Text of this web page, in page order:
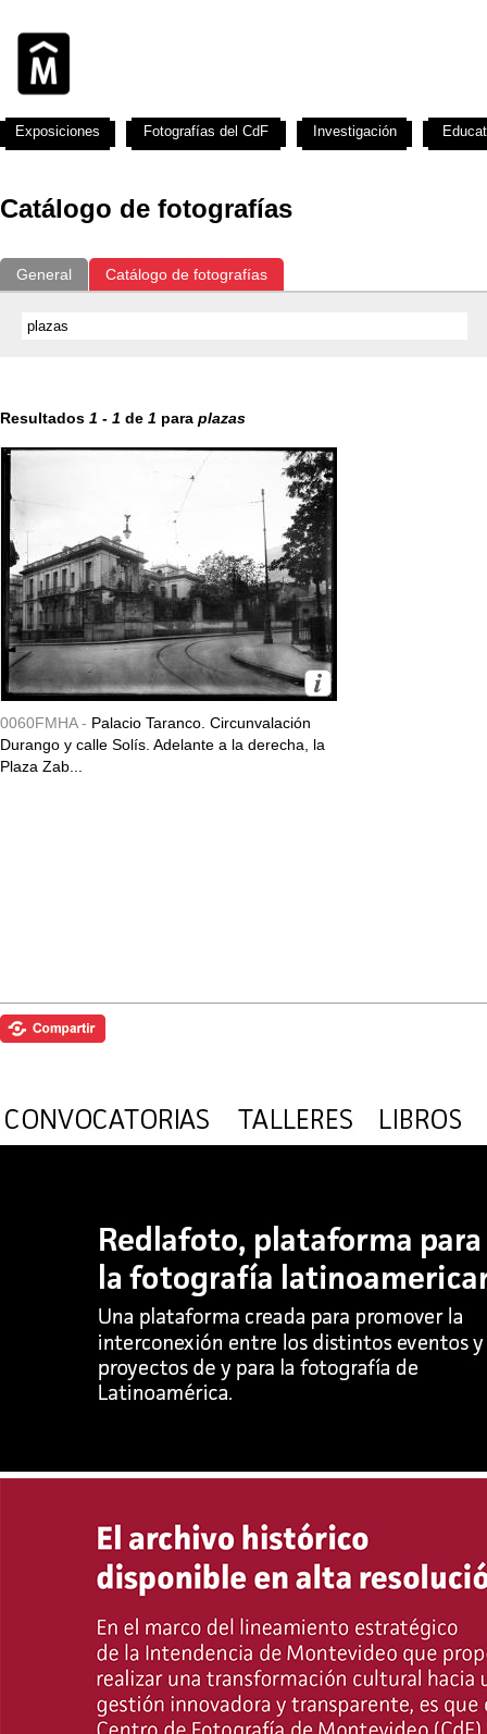
Catálogo de fotografías
General Catálogo de fotografías
Resultados 1 - 1 de 1 para plazas
0060FMHA - Palacio Taranco. Circunvalación
Durango y calle Solís. Adelante a la derecha, la
Plaza Zab...
Exposiciones Fotografías del CdF Investigación